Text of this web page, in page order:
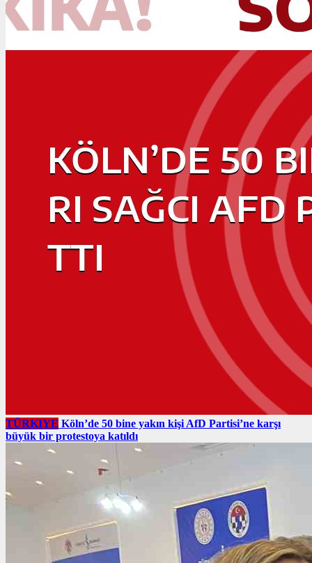
TÜRKIYE Köln’de 50 bine yakın kişi AfD Partisi’ne karşı
büyük bir protestoya katıldı